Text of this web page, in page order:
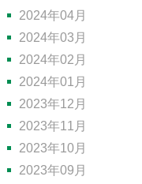
2024年04月
2024年03月
2024年02月
2024年01月
2023年12月
2023年11月
2023年10月
2023年09月